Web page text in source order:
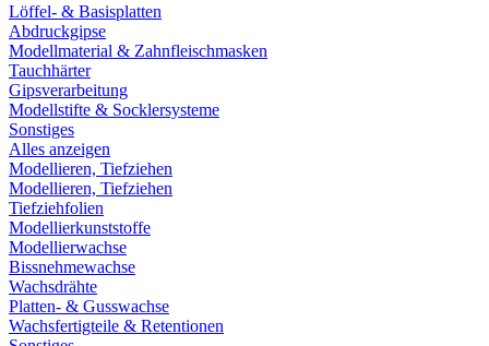
Löffel- & Basisplatten
Abdruckgipse
Modellmaterial & Zahnfleischmasken
Tauchhärter
Gipsverarbeitung
Modellstifte & Socklersysteme
Sonstiges
Alles anzeigen
Modellieren, Tiefziehen
Modellieren, Tiefziehen
Tiefziehfolien
Modellierkunststoffe
Modellierwachse
Bissnehmewachse
Wachsdrähte
Platten- & Gusswachse
Wachsfertigteile & Retentionen